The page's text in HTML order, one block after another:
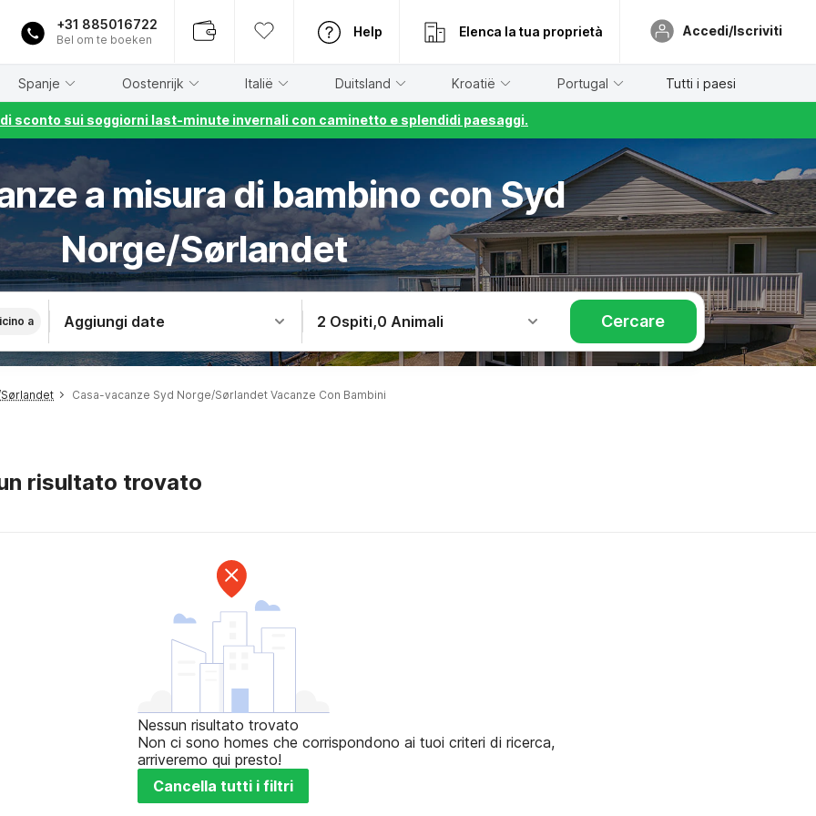
+31 885016722
Bel om te boeken
Help Elenca la tua proprietà Accedi/Iscriviti
Spanje Oostenrijk Italië Duitsland Kroatië Portugal Tutti i paesi
sconto sui soggiorni last-minute invernali con caminetto e splendidi paesaggi.
a misura di bambino con Syd
Norge/Sørlandet
a Aggiungi date 2 Ospiti,0 Animali Cercare
Casa-vacanze Syd Norge/Sørlandet Vacanze Con Bambini
risultato trovato
Nessun risultato trovato
Non ci sono homes che corrispondono ai tuoi criteri di ricerca,
arriveremo qui presto!
Cancella tutti i filtri